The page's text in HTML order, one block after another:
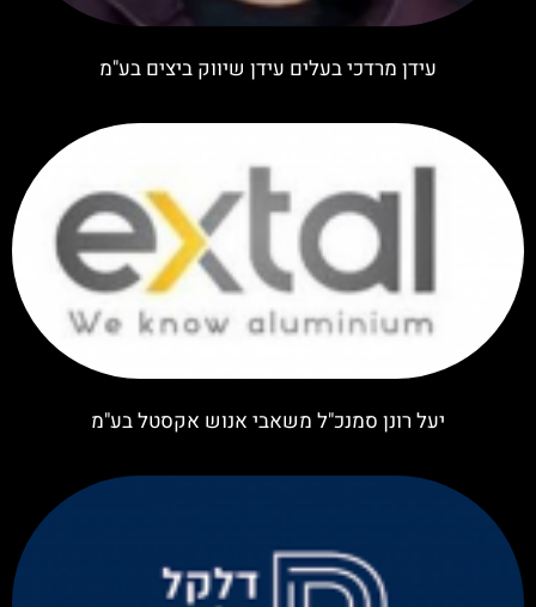
עידן מרדכי בעלים עידן שיווק ביצים בע"מ
יעל רונן סמנכ"ל משאבי אנוש אקסטל בע"מ